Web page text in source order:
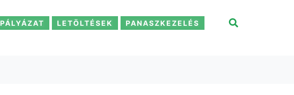
PÁLYÁZAT LETÖLTÉSEK PANASZKEZELÉS